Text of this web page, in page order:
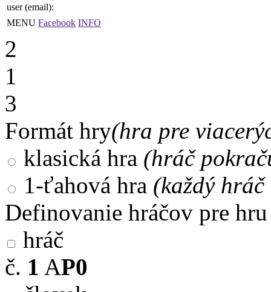
user (email):
MENU Facebook INFO
2
1
3
Formát hry(hra pre
klasická hra (hráč
1-ťahová hra (každý
Definovanie hráčov pre hru
hráč
č. 1 AP0